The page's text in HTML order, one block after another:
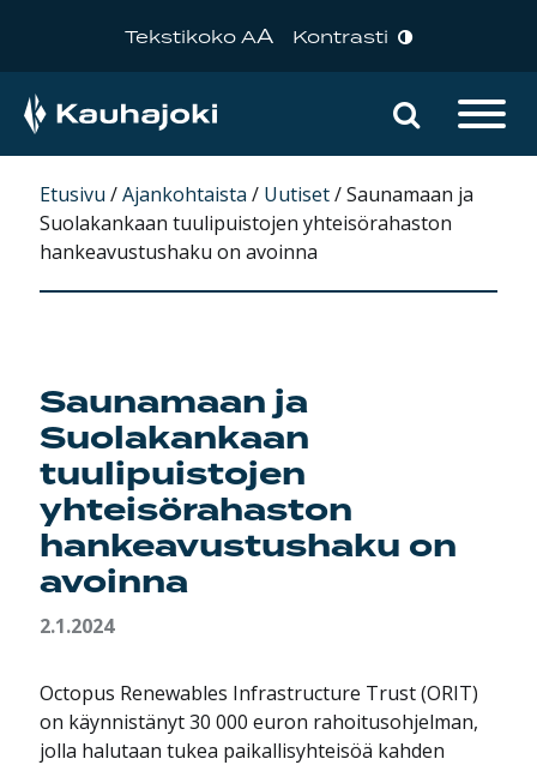
Tekstikoko AA Kontrasti
Päävalikko Hae
Etusivu /Ajankohtaista / Uutiset/Saunamaan ja
Suolakankaan tuulipuistojen yhteisörahaston
hankeavustushaku on avoinna
Saunamaan ja
Suolakankaan
tuulipuistojen
yhteisörahaston
hankeavustushaku on
avoinna
2.1.2024
Octopus Renewables Infrastructure Trust (ORIT)
on käynnistänyt 30 000 euron rahoitusohjelman,
jolla halutaan tukea paikallisyhteisöä kahden